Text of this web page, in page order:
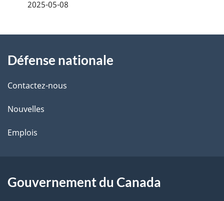
i
l
s
d
l
2025-05-08
propos
de
ce
site
Défense nationale
Contactez-nous
Nouvelles
Emplois
Gouvernement du Canada